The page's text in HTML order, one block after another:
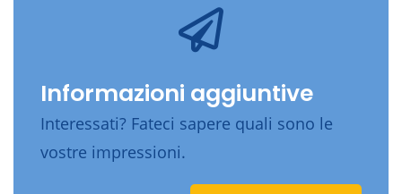
Informazioni aggiuntive
Interessati? Fateci sapere quali sono le
vostre impressioni.